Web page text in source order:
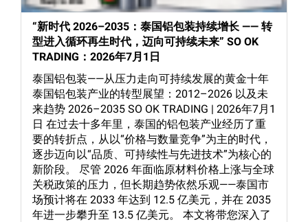
“新时代 2026–2035：泰国铝包装持续增长 —— 转
型进入循环再生时代，迈向可持续未来” SO OK
TRADING：2026年7月1日
泰国铝包装——从压力走向可持续发展的黄金十年
泰国铝包装产业的转型展望：2012–2026 以及未
来趋势 2026–2035 SO OK TRADING | 2026年7月1
日 在过去十多年里，泰国的铝包装产业经历了重
要的转折点，从以“价格与数量竞争”为主的时代，
逐步迈向以“品质、可持续性与先进技术”为核心的
新阶段。 尽管 2026 年面临原材料价格上涨与全球
关税政策的压力，但长期趋势依然乐观——泰国市
场预计将在 2033 年达到 12.5 亿美元，并在 2035
年进一步攀升至 13.5 亿美元。 本文将带您深入了